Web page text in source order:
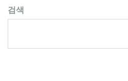
검색